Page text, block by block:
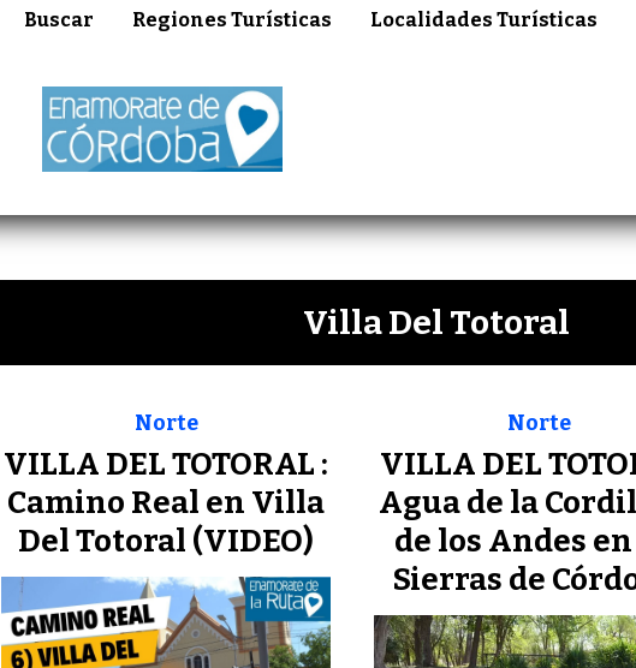
Buscar Regiones Turísticas Localidades Turísticas
Villa Del Totoral
VILLA DEL TOTORAL :
Camino Real en Villa
Del Totoral (VIDEO)
Norte
VILLA DEL
Agua de la
de los Andes
Sierras de
Norte